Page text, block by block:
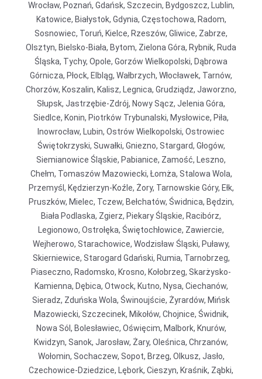
Wrocław, Poznań, Gdańsk, Szczecin, Bydgoszcz, Lublin,
Katowice, Białystok, Gdynia, Częstochowa, Radom,
Sosnowiec, Toruń, Kielce, Rzeszów, Gliwice, Zabrze,
Olsztyn, Bielsko-Biała, Bytom, Zielona Góra, Rybnik, Ruda
Śląska, Tychy, Opole, Gorzów Wielkopolski, Dąbrowa
Górnicza, Płock, Elbląg, Wałbrzych, Włocławek, Tarnów,
Chorzów, Koszalin, Kalisz, Legnica, Grudziądz, Jaworzno,
Słupsk, Jastrzębie-Zdrój, Nowy Sącz, Jelenia Góra,
Siedlce, Konin, Piotrków Trybunalski, Mysłowice, Piła,
Inowrocław, Lubin, Ostrów Wielkopolski, Ostrowiec
Świętokrzyski, Suwałki, Gniezno, Stargard, Głogów,
Siemianowice Śląskie, Pabianice, Zamość, Leszno,
Chełm, Tomaszów Mazowiecki, Łomża, Stalowa Wola,
Przemyśl, Kędzierzyn-Koźle, Żory, Tarnowskie Góry, Ełk,
Pruszków, Mielec, Tczew, Bełchatów, Świdnica, Będzin,
Biała Podlaska, Zgierz, Piekary Śląskie, Racibórz,
Legionowo, Ostrołęka, Świętochłowice, Zawiercie,
Wejherowo, Starachowice, Wodzisław Śląski, Puławy,
Skierniewice, Starogard Gdański, Rumia, Tarnobrzeg,
Piaseczno, Radomsko, Krosno, Kołobrzeg, Skarżysko-
Kamienna, Dębica, Otwock, Kutno, Nysa, Ciechanów,
Sieradz, Zduńska Wola, Świnoujście, Żyrardów, Mińsk
Mazowiecki, Szczecinek, Mikołów, Chojnice, Świdnik,
Nowa Sól, Bolesławiec, Oświęcim, Malbork, Knurów,
Kwidzyn, Sanok, Jarosław, Żary, Oleśnica, Chrzanów,
Wołomin, Sochaczew, Sopot, Brzeg, Olkusz, Jasło,
Czechowice-Dziedzice, Lębork, Cieszyn, Kraśnik, Ząbki,